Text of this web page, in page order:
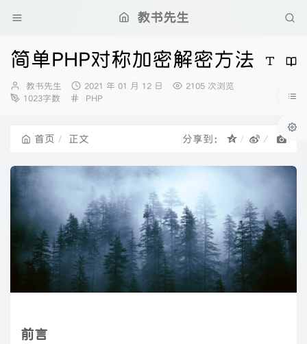
教书先生
简单PHP对称加密解密方法
博
主：
教书先生
发
布
2021 年 01 月 12 日
2105 次浏览
1023字数
分
PHP
首页 正文 分享到：
前言